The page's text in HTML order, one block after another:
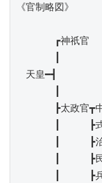
《官制略図》
┏神祇官
天皇━┫
┣太政官┳中
┃　　　┣式
┃　　　┣治
┃　　　┣民
┃　　　┣兵